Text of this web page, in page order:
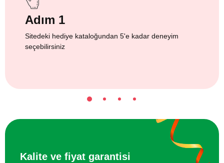
Adım 1
Sitedeki hediye kataloğundan 5'e kadar deneyim
seçebilirsiniz
Kalite ve fiyat garantisi